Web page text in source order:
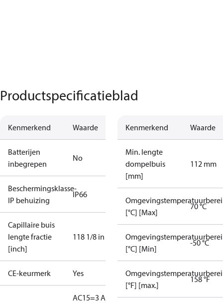
Productspecificatieblad
Kenmerkend Waarde
Batterijen
inbegrepen
No
Beschermingsklasse-
IP behuizing
IP66
Capillaire buis
lengte fractie
[inch]
118 1/8 in
CE-keurmerk Yes
AC15=3 A,
Kenmerkend Waarde
Min. lengte
dompelbuis
[mm]
112 mm
[°C] [Max]
70 °C
[°C] [Min]
-50 °C
[°F] [max.]
158 °F